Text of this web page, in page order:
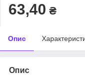
63,40 ₴
Опис
Опис